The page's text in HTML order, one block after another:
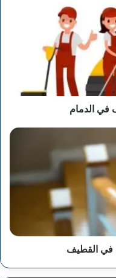
في الدمام
في القطيف